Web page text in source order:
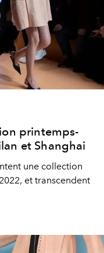
printemps-
et Shanghai
une collection
et transcendent